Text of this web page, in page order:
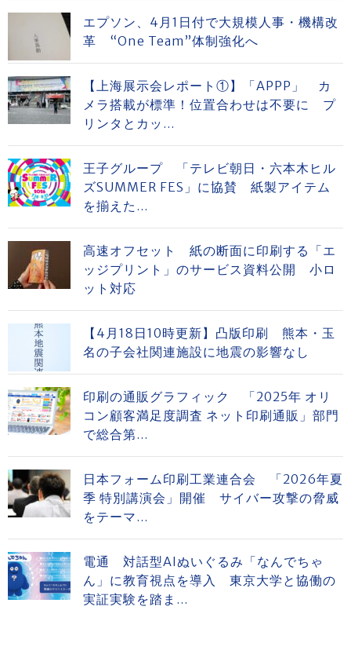
エプソン、4月1日付で大規模人事・機構改
革 “One Team”体制強化へ
【上海展示会レポート①】「APPP」 カ
メラ搭載が標準！位置合わせは不要に プ
リンタとカッ...
王子グループ 「テレビ朝日・六本木ヒル
ズSUMMER FES」に協賛 紙製アイテム
を揃えた...
高速オフセット 紙の断面に印刷する「エ
ッジプリント」のサービス資料公開 小ロ
ット対応
【4月18日10時更新】凸版印刷 熊本・玉
名の子会社関連施設に地震の影響なし
印刷の通販グラフィック 「2025年 オリ
コン顧客満足度調査 ネット印刷通販」部門
で総合第...
日本フォーム印刷工業連合会 「2026年夏
季 特別講演会」開催 サイバー攻撃の脅威
をテーマ...
電通 対話型AIぬいぐるみ「なんでちゃ
ん」に教育視点を導入 東京大学と協働の
実証実験を踏ま...